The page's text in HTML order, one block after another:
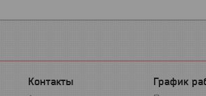
График